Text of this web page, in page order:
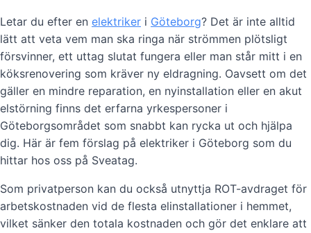
Letar du efter en elektriker i Göteborg? Det är inte alltid
lätt att veta vem man ska ringa när strömmen plötsligt
försvinner, ett uttag slutat fungera eller man står mitt i en
köksrenovering som kräver ny eldragning. Oavsett om det
gäller en mindre reparation, en nyinstallation eller en akut
elstörning finns det erfarna yrkespersoner i
Göteborgsområdet som snabbt kan rycka ut och hjälpa
dig. Här är fem förslag på elektriker i Göteborg som du
hittar hos oss på Sveatag.
Som privatperson kan du också utnyttja ROT-avdraget för
arbetskostnaden vid de flesta elinstallationer i hemmet,
vilket sänker den totala kostnaden och gör det enklare att